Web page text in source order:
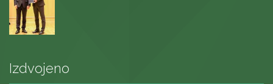
Izdvojeno